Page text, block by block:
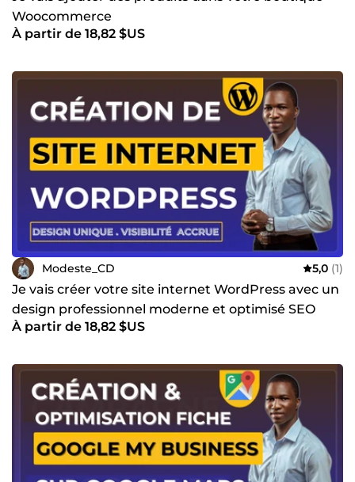
Woocommerce
À partir de 18,82 $US
Modeste_CD 5,0 (1)
Je vais créer votre site internet WordPress avec un
design professionnel moderne et optimisé SEO
À partir de 18,82 $US